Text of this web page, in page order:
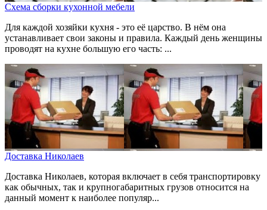
Схема сборки кухонной мебели
Для каждой хозяйки кухня - это её царство. В нём она
устанавливает свои законы и правила. Каждый день женщины
проводят на кухне большую его часть: ...
Доставка Николаев
Доставка Николаев, которая включает в себя транспортировку
как обычных, так и крупногабаритных грузов относится на
данный момент к наиболее популяр...